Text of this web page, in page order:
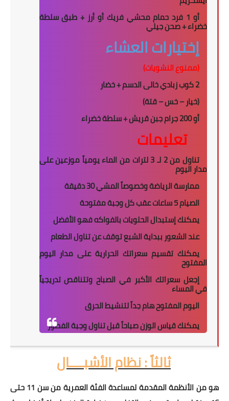
أو 1 فرد حمام محشي فريك أو أرز + طبق سلطة
خضراء + صحن جيلي
إختيارات العشاء
(ممنوع النشويات)
2كوب زبادي خالى الدسم+خضار
(خيار – خس – قتة)
أو200جرام جبن قريش + سلطة خضراء
تعليمات
تناول من 2 لـ 3 لترات من الماء يومياً موزعين على
مدار اليوم
ممارسة الرياضة وخصوصاً المشي 30 دقيقة
الصيام 5 ساعات عقب كل وجبة مفتوحة
يمكنك إستبدال الحلويات بالفواكه فهو الأفضل
عند الشعور ببداية الشبع توقف عن تناول الطعام
يمكنك تقسيم سعراتك الحرارية على مدار اليوم
المفتوح
إجعل سعراتك الأكبر في الصباح وتتناقص تدريجياً
في المساء
اليوم المفتوح هام جداً لتنشيط الحرق
يمكنك قياس الوزن صباحاً قبل تناول وجبة الفطور
ثالثاً : نظام الأشبــــال
هو من الأنظمة المقدمة لمساعدة الفئة العمرية من سن 11 حتى